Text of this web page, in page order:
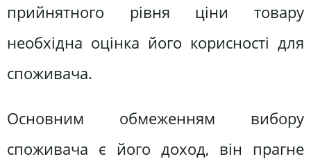
прийнятного рівня ціни товару
необхідна оцінка його корисності для
споживача.
Основним обмеженням вибору
споживача є його доход, він прагне